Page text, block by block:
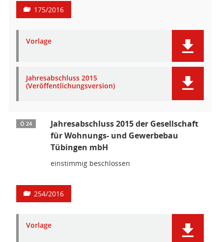
175/2016
Vorlage
Jahresabschluss 2015
(Veröffentlichungsversion)
Ö 24
Jahresabschluss 2015 der Gesellschaft
für Wohnungs- und Gewerbebau
Tübingen mbH
einstimmig beschlossen
254/2016
Vorlage